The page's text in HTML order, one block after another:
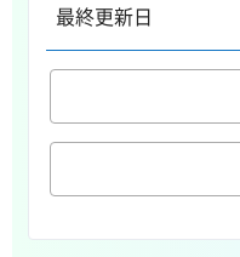
最終更新日